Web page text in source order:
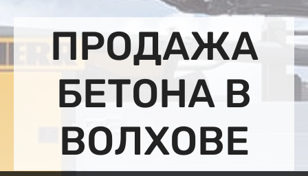
ПРОДАЖА
БЕТОНА В
ВОЛХОВЕ